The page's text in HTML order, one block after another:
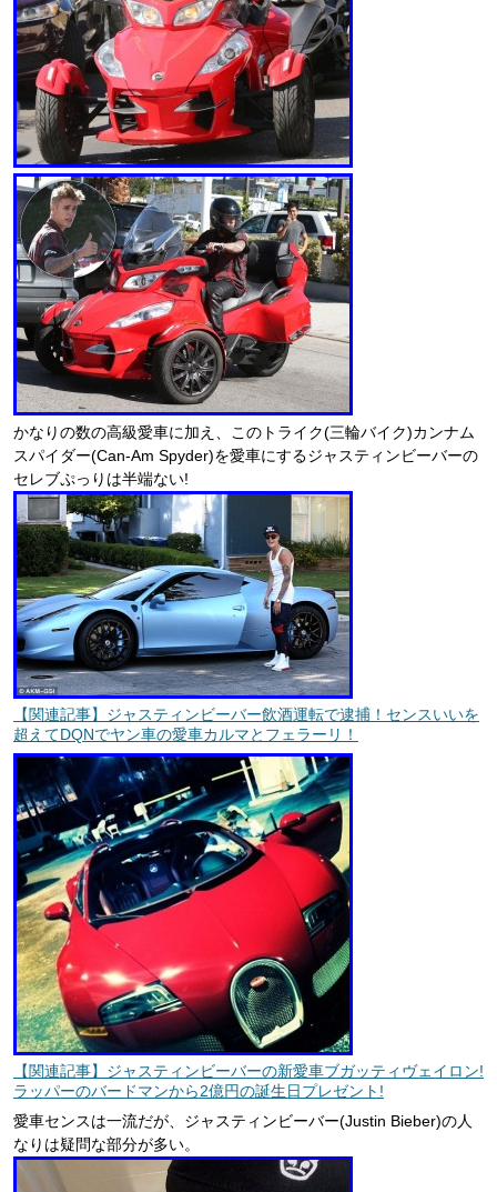
かなりの数の高級愛車に加え、このトライク(三輪バイク)カンナム
スパイダー(Can-Am Spyder)を愛車にするジャスティンビーバーの
セレブぷっりは半端ない!
【関連記事】ジャスティンビーバー飲酒運転で逮捕！センスいいを
超えてDQNでヤン車の愛車カルマとフェラーリ！
【関連記事】ジャスティンビーバーの新愛車ブガッティヴェイロン!
ラッパーのバードマンから2億円の誕生日プレゼント!
愛車センスは一流だが、ジャスティンビーバー(Justin Bieber)の人
なりは疑問な部分が多い。